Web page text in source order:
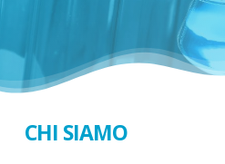
CHI SIAMO